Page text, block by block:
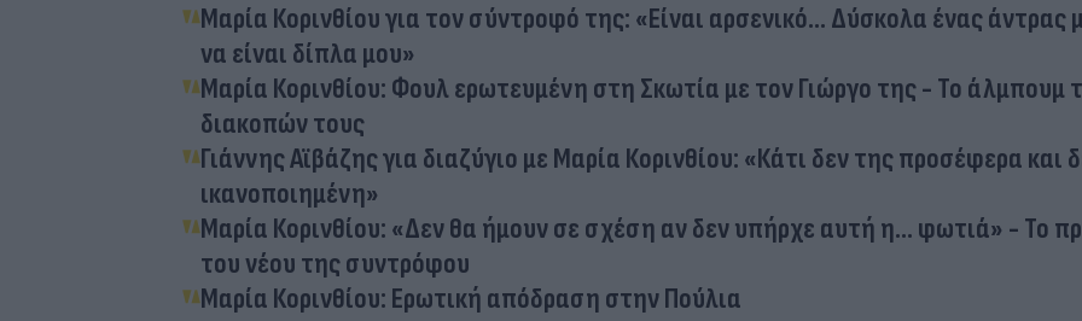
Μαρία Κορινθίου για τον σύντροφό της: «Είναι αρσενικό... Δύσκολα ένας άντρας
να είναι δίπλα μου»
Μαρία Κορινθίου: Φουλ ερωτευμένη στη Σκωτία με τον Γιώργο της - Το άλμπουμ
διακοπών τους
Γιάννης Αϊβάζης για διαζύγιο με Μαρία Κορινθίου: «Κάτι δεν της προσέφερα και
ικανοποιημένη»
Μαρία Κορινθίου: «Δεν θα ήμουν σε σχέση αν δεν υπήρχε αυτή η… φωτιά» - Το
του νέου της συντρόφου
Μαρία Κορινθίου: Ερωτική απόδραση στην Πούλια